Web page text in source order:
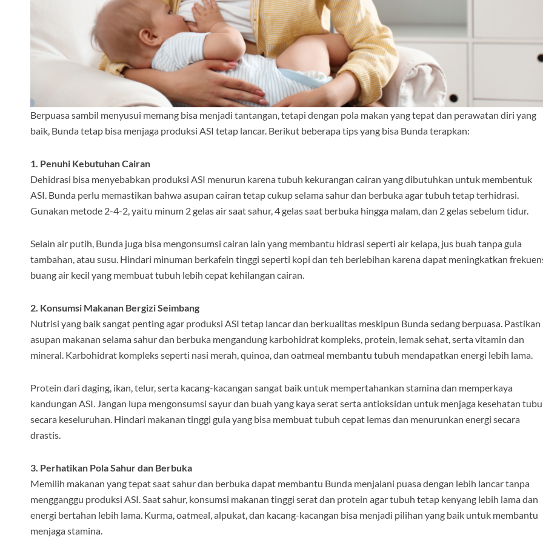
Berpuasa sambil menyusui memang bisa menjadi tantangan, tetapi dengan pola makan yang tepat dan perawatan diri yang
baik, Bunda tetap bisa menjaga produksi ASI tetap lancar. Berikut beberapa tips yang bisa Bunda terapkan:
1. Penuhi Kebutuhan Cairan
Dehidrasi bisa menyebabkan produksi ASI menurun karena tubuh kekurangan cairan yang dibutuhkan untuk membentuk
ASI. Bunda perlu memastikan bahwa asupan cairan tetap cukup selama sahur dan berbuka agar tubuh tetap terhidrasi.
Gunakan metode 2-4-2, yaitu minum 2 gelas air saat sahur, 4 gelas saat berbuka hingga malam, dan 2 gelas sebelum tidur.
Selain air putih, Bunda juga bisa mengonsumsi cairan lain yang membantu hidrasi seperti air kelapa, jus buah tanpa gula
tambahan, atau susu. Hindari minuman berkafein tinggi seperti kopi dan teh berlebihan karena dapat meningkatkan
buang air kecil yang membuat tubuh lebih cepat kehilangan cairan.
2. Konsumsi Makanan Bergizi Seimbang
Nutrisi yang baik sangat penting agar produksi ASI tetap lancar dan berkualitas meskipun Bunda sedang berpuasa. Pastikan
asupan makanan selama sahur dan berbuka mengandung karbohidrat kompleks, protein, lemak sehat, serta vitamin dan
mineral. Karbohidrat kompleks seperti nasi merah, quinoa, dan oatmeal membantu tubuh mendapatkan energi lebih lama.
Protein dari daging, ikan, telur, serta kacang-kacangan sangat baik untuk mempertahankan stamina dan memperkaya
kandungan ASI. Jangan lupa mengonsumsi sayur dan buah yang kaya serat serta antioksidan untuk menjaga kesehatan
secara keseluruhan. Hindari makanan tinggi gula yang bisa membuat tubuh cepat lemas dan menurunkan energi secara
drastis.
3. Perhatikan Pola Sahur dan Berbuka
Memilih makanan yang tepat saat sahur dan berbuka dapat membantu Bunda menjalani puasa dengan lebih lancar tanpa
mengganggu produksi ASI. Saat sahur, konsumsi makanan tinggi serat dan protein agar tubuh tetap kenyang lebih lama dan
energi bertahan lebih lama. Kurma, oatmeal, alpukat, dan kacang-kacangan bisa menjadi pilihan yang baik untuk membantu
menjaga stamina.